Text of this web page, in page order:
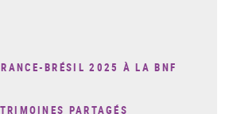
BRÉSIL 2025 À LA BNF
PARTAGÉS